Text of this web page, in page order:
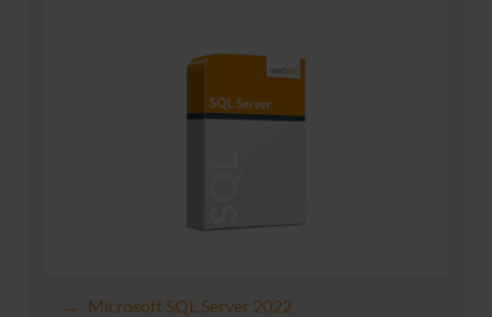
Microsoft SQL Server 2022